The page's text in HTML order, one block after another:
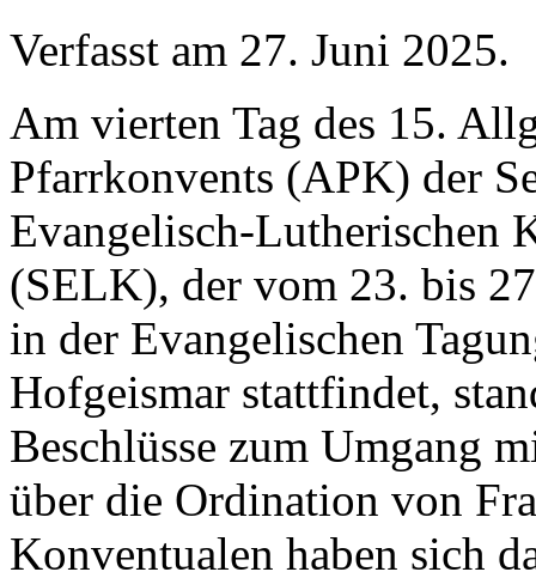
Verfasst am 27. Juni 2025.
Am vierten Tag des 15.
Pfarrkonvents (APK) der
Evangelisch-Lutherischen
(SELK), der vom 23. bis
in der Evangelischen
Hofgeismar stattfindet,
Beschlüsse zum Umgang
über die Ordination von
Konventualen haben sich